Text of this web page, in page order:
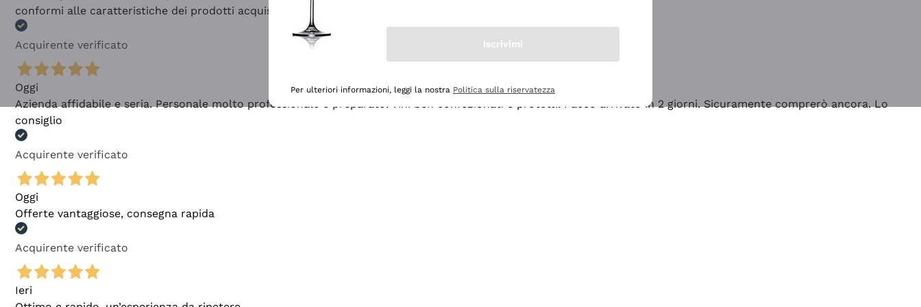
conformi alle caratteristiche dei prodotti acquistati
Acquirente verificato
Oggi
Azienda affidabile e seria. Personale molto professionale e preparato. Vini ben confezionati e protetti. Pacco arrivato in 2 giorni. Sicuramente comprerò ancora. Lo
consiglio
Acquirente verificato
Oggi
Offerte vantaggiose, consegna rapida
Acquirente verificato
Ieri
Iscrivimi
Per ulteriori informazioni, leggi la nostra Politica sulla riservatezza